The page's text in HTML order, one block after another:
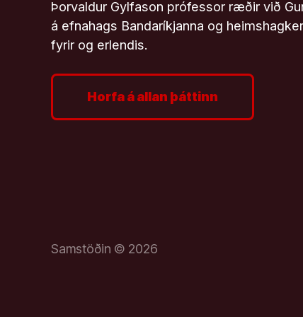
Þorvaldur Gylfason prófessor ræðir við
á efnahags Bandaríkjanna og
fyrir og erlendis.
Horfa á allan þáttinn
Samstöðin © 2026